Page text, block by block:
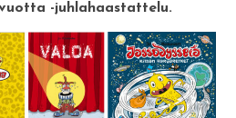
vuotta -juhlahaastattelu.